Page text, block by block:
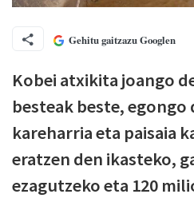
Gehitu gaitzazu Googlen
Kobei atxikita joango
besteak beste, egongo
kareharria eta paisaia
eratzen den ikasteko,
ezagutzeko eta 120